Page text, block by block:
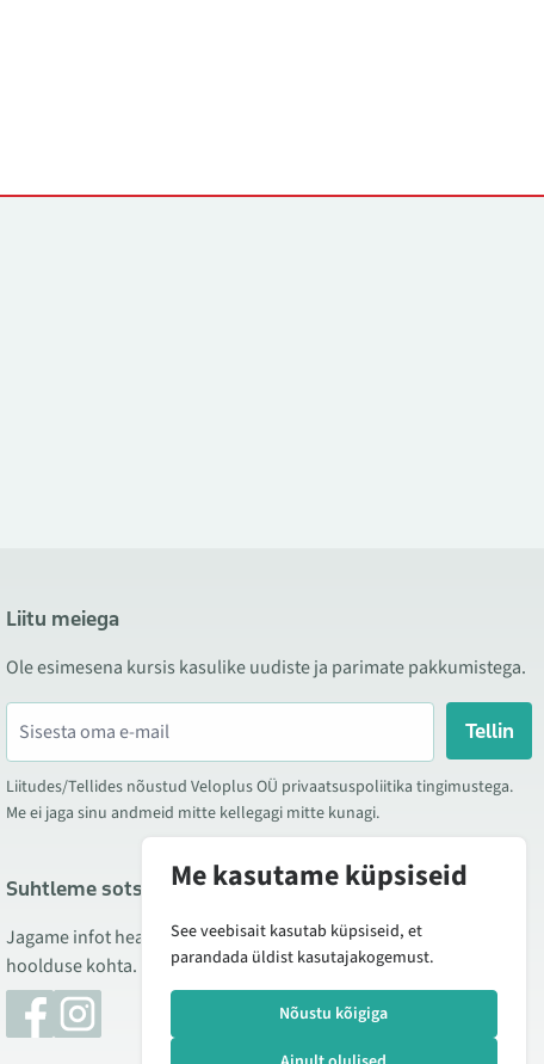
Liitu meiega
Ole esimesena kursis kasulike uudiste ja parimate pakkumistega.
Tellin
Liitudes/Tellides nõustud Veloplus OÜ privaatsuspoliitika tingimustega.
Me ei jaga sinu andmeid mitte kellegagi mitte kunagi.
Suhtleme sotsiaalmeedias
Jagame infot hea hinna kampaaniate, uute toodete ning
hoolduse kohta. Mõnikord teeme ka tooteülevaateid.
Me kasutame küpsiseid
See veebisait kasutab küpsiseid, et
parandada üldist kasutajakogemust.
Nõustu kõigiga